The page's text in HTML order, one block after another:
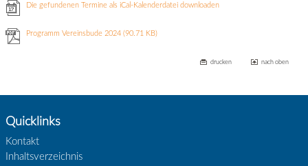
Die gefundenen Termine als iCal-Kalenderdatei downloaden
Programm Vereinsbude 2024(90.71 KB)
drucken nach oben
Quicklinks
Kontakt
Inhaltsverzeichnis